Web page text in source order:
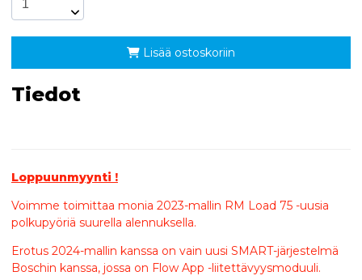
Lisää ostoskoriin
Tiedot
Loppuunmyynti !
Voimme toimittaa monia 2023-mallin RM Load 75 -uusia
polkupyöriä suurella alennuksella.
Erotus 2024-mallin kanssa on vain uusi SMART-järjestelmä
Boschin kanssa, jossa on Flow App -liitettävyysmoduuli.